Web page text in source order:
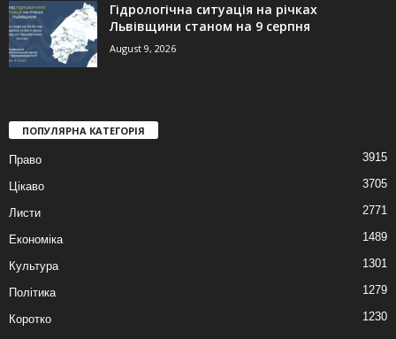
Гідрологічна ситуація на річках
Львівщини станом на 9 серпня
August 9, 2026
ПОПУЛЯРНА КАТЕГОРІЯ
Право 3915
Цікаво 3705
Листи 2771
Економіка 1489
Культура 1301
Політика 1279
Коротко 1230